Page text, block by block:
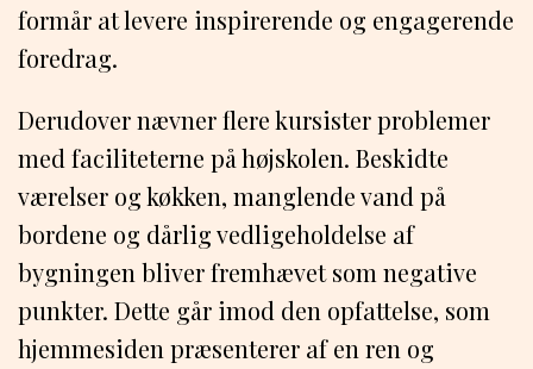
formår at levere inspirerende og engagerende
foredrag.
Derudover nævner flere kursister problemer
med faciliteterne på højskolen. Beskidte
værelser og køkken, manglende vand på
bordene og dårlig vedligeholdelse af
bygningen bliver fremhævet som negative
punkter. Dette går imod den opfattelse, som
hjemmesiden præsenterer af en ren og